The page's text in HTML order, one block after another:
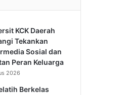
KCK Daerah
Tekankan
Sosial dan
Peran Keluarga
2026
Berkelas